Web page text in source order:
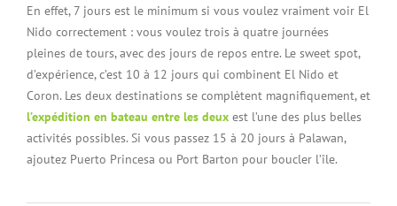
En effet, 7 jours est le minimum si vous voulez vraiment voir El
Nido correctement : vous voulez trois à quatre journées
pleines de tours, avec des jours de repos entre. Le sweet spot,
d’expérience, c’est 10 à 12 jours qui combinent El Nido et
Coron. Les deux destinations se complètent magnifiquement, et
l’expédition en bateau entre les deux est l’une des plus belles
activités possibles. Si vous passez 15 à 20 jours à Palawan,
ajoutez Puerto Princesa ou Port Barton pour boucler l’île.